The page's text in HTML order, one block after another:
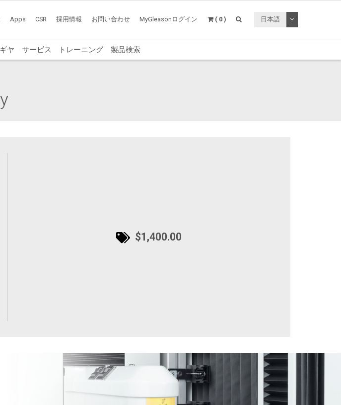
Apps CSR 採用情報 お問い合わせ MyGleasonログイン ( 0 ) 日本語 トグルドロップ
ヤ サービス トレーニング 製品検索
$1,400.00